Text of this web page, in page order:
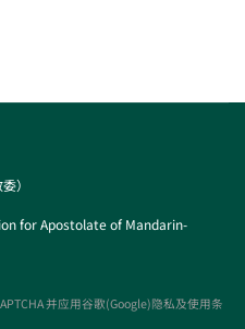
）
for Apostolate of Mandarin-
并应用谷歌(Google)隐私及使用条